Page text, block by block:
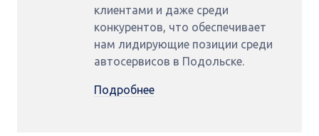
клиентами и даже среди
конкурентов, что обеспечивает
нам лидирующие позиции среди
автосервисов в Подольске.
Подробнее